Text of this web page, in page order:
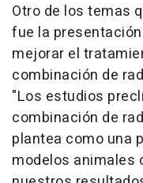
Otro de los temas
fue la
mejorar el
combinación de
"Los estudios
combinación de
plantea como una
modelos animales